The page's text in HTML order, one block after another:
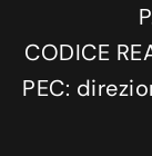
CODICE
PEC: